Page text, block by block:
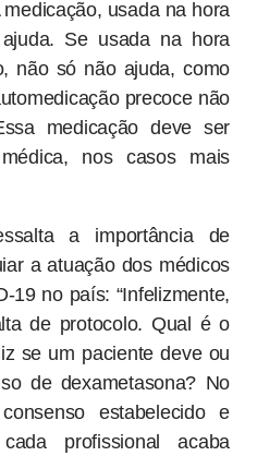
usada na hora
Se usada na hora
não só não ajuda, como
precoce não
medicação deve ser
nos casos mais
a importância de
a atuação dos médicos
19 no país: “Infelizmente,
de protocolo. Qual é o
se um paciente deve ou
de dexametasona? No
estabelecido e
profissional acaba